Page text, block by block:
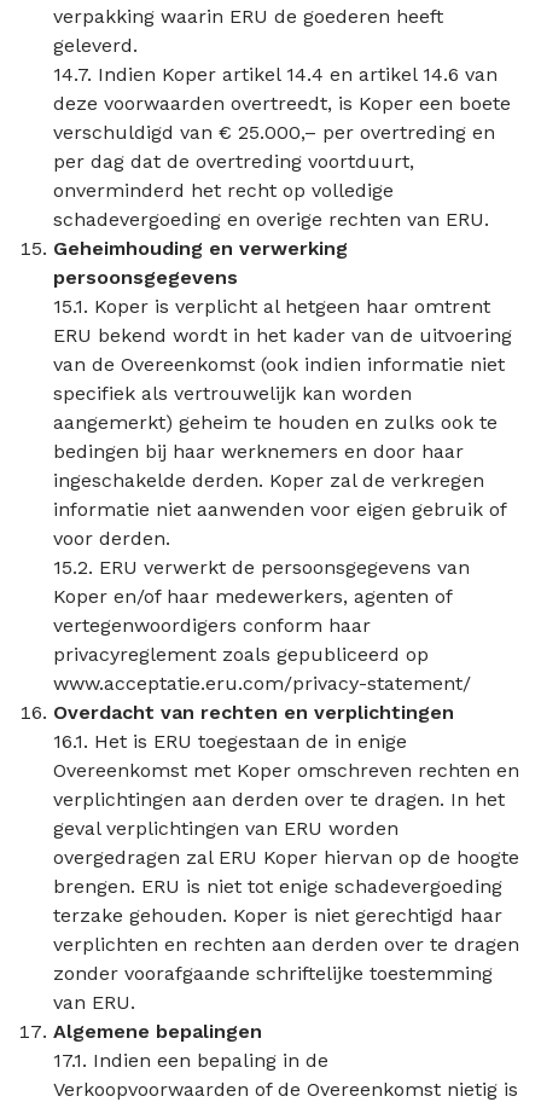
verpakking waarin ERU de goederen heeft
geleverd.
14.7. Indien Koper artikel 14.4 en artikel 14.6 van
deze voorwaarden overtreedt, is Koper een boete
verschuldigd van € 25.000,– per overtreding en
per dag dat de overtreding voortduurt,
onverminderd het recht op volledige
schadevergoeding en overige rechten van ERU.
Geheimhouding en verwerking
persoonsgegevens
15.1. Koper is verplicht al hetgeen haar omtrent
ERU bekend wordt in het kader van de uitvoering
van de Overeenkomst (ook indien informatie niet
specifiek als vertrouwelijk kan worden
aangemerkt) geheim te houden en zulks ook te
bedingen bij haar werknemers en door haar
ingeschakelde derden. Koper zal de verkregen
informatie niet aanwenden voor eigen gebruik of
voor derden.
15.2. ERU verwerkt de persoonsgegevens van
Koper en/of haar medewerkers, agenten of
vertegenwoordigers conform haar
privacyreglement zoals gepubliceerd op
www.acceptatie.eru.com/privacy-statement/
Overdacht van rechten en verplichtingen
16.1. Het is ERU toegestaan de in enige
Overeenkomst met Koper omschreven rechten en
verplichtingen aan derden over te dragen. In het
geval verplichtingen van ERU worden
overgedragen zal ERU Koper hiervan op de hoogte
brengen. ERU is niet tot enige schadevergoeding
terzake gehouden. Koper is niet gerechtigd haar
verplichten en rechten aan derden over te dragen
zonder voorafgaande schriftelijke toestemming
van ERU.
Algemene bepalingen
17.1. Indien een bepaling in de
Verkoopvoorwaarden of de Overeenkomst nietig is